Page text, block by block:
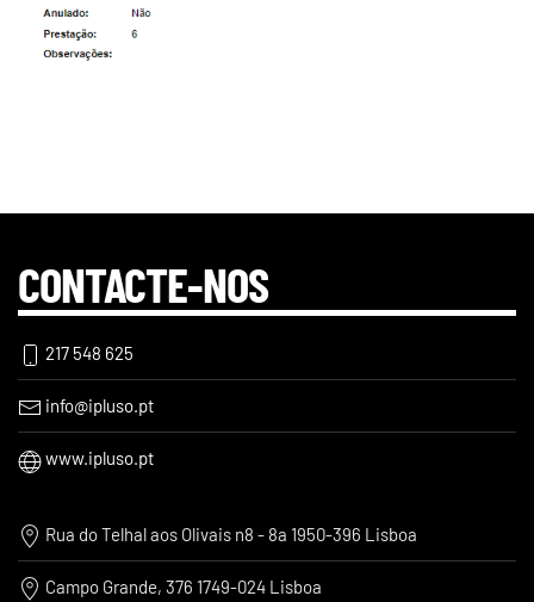
CONTACTE-NOS
217 548 625
info@ipluso.pt
www.ipluso.pt
Rua do Telhal aos Olivais n8 - 8a 1950-396 Lisboa
Campo Grande, 376 1749-024 Lisboa